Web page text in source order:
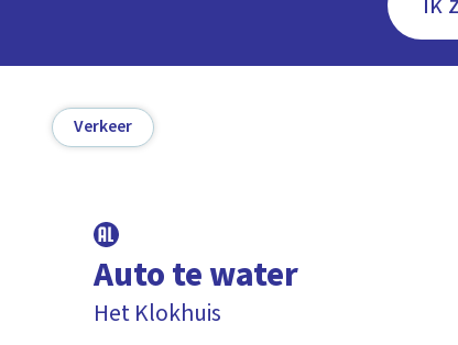
Verkeer
Auto te water
Het Klokhuis